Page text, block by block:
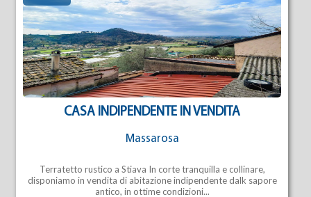
CASA INDIPENDENTE IN VENDITA
Massarosa
Terratetto rustico a Stiava In corte tranquilla e collinare,
disponiamo in vendita di abitazione indipendente dalk sapore
antico, in ottime condizioni...